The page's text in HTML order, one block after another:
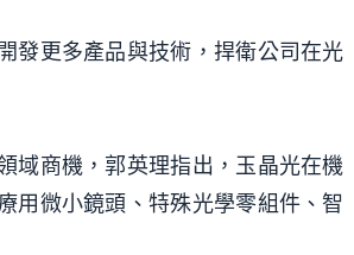
發更多產品與技術，捍衛公司在光
域商機，郭英理指出，玉晶光在機
用微小鏡頭、特殊光學零組件、智